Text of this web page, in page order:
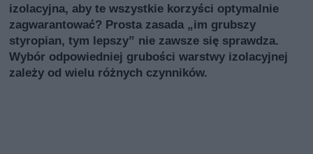
izolacyjna, aby te wszystkie korzyści optymalnie
zagwarantować? Prosta zasada „im grubszy
styropian, tym lepszy” nie zawsze się sprawdza.
Wybór odpowiedniej grubości warstwy izolacyjnej
zależy od wielu różnych czynników.